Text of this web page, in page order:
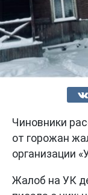
Чиновники
от горожан
организации
Жалоб на УК